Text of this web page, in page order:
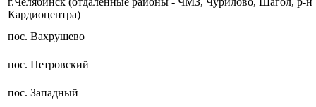
Кардиоцентра)
пос. Вахрушево
пос. Петровский
пос. Западный